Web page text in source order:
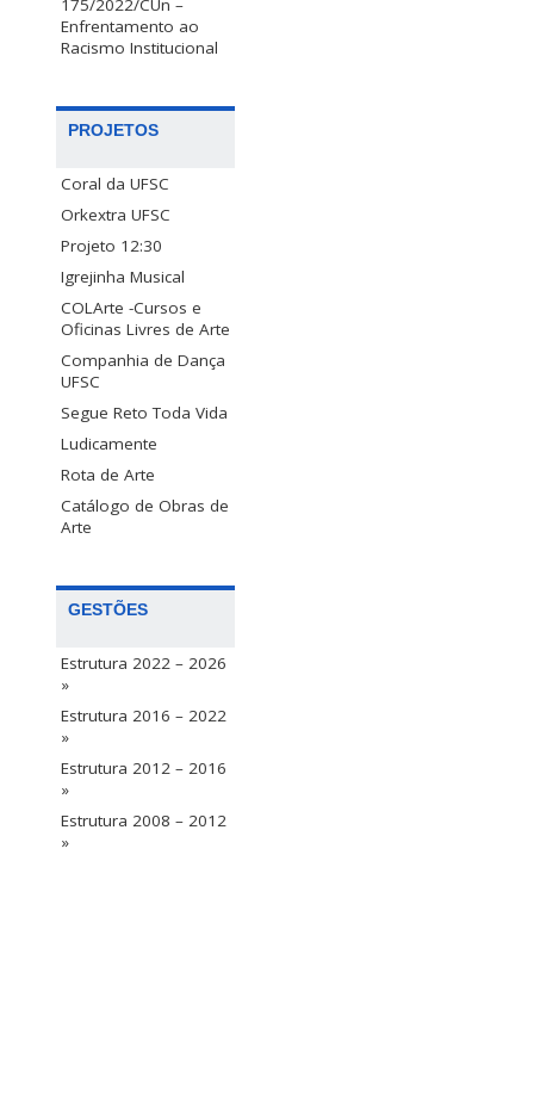
175/2022/CUn –
Enfrentamento ao
Racismo Institucional
PROJETOS
Coral da UFSC
Orkextra UFSC
Projeto 12:30
Igrejinha Musical
COLArte -Cursos e
Oficinas Livres de Arte
Companhia de Dança
UFSC
Segue Reto Toda Vida
Ludicamente
Rota de Arte
Catálogo de Obras de
Arte
GESTÕES
Estrutura 2022 – 2026
»
Estrutura 2016 – 2022
»
Estrutura 2012 – 2016
»
Estrutura 2008 – 2012
»